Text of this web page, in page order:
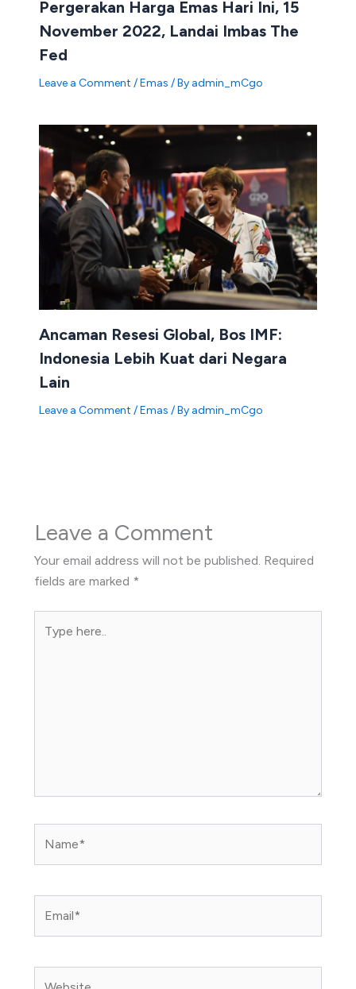
Pergerakan Harga Emas Hari Ini, 15
November 2022, Landai Imbas The
Fed
Leave a Comment /Emas / By admin_mCgo
Ancaman Resesi Global, Bos IMF:
Indonesia Lebih Kuat dari Negara
Lain
Leave a Comment /Emas / By admin_mCgo
Leave a Comment
Your email address will not be published. Required
fields are marked *
here..